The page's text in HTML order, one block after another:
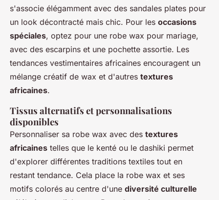
s'associe élégamment avec des sandales plates pour
un look décontracté mais chic. Pour les occasions
spéciales, optez pour une robe wax pour mariage,
avec des escarpins et une pochette assortie. Les
tendances vestimentaires africaines encouragent un
mélange créatif de wax et d'autres textures
africaines.
Tissus alternatifs et personnalisations
disponibles
Personnaliser sa robe wax avec des textures
africaines telles que le kenté ou le dashiki permet
d'explorer différentes traditions textiles tout en
restant tendance. Cela place la robe wax et ses
motifs colorés au centre d'une diversité culturelle